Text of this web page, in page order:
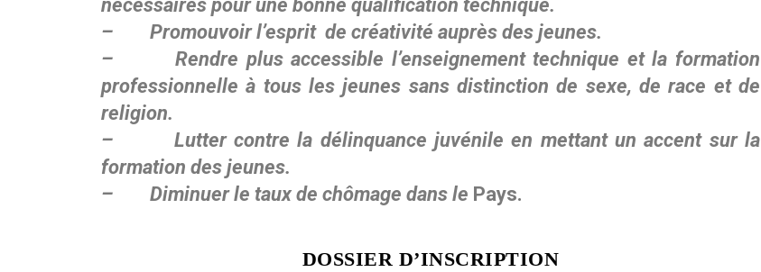
nécessaires pour une bonne qualification technique.
– Promouvoir l’esprit de créativité auprès des jeunes.
– Rendre plus accessible l’enseignement technique et la formation
professionnelle à tous les jeunes sans distinction de sexe, de race et de
religion.
– Lutter contre la délinquance juvénile en mettant un accent sur la
formation des jeunes.
– Diminuer le taux de chômage dans le Pays.
DOSSIER D’INSCRIPTION